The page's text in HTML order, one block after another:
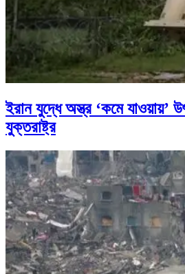
ইরান যুদ্ধে অস্ত্র ‘কমে যাওয়ায়’
যুক্তরাষ্ট্র